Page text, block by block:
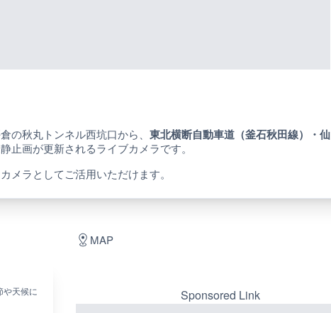
の秋丸トンネル西坑口から、 東北横断自動車道（釜石秋田線）・仙
止画が更新されるライブカメラです。
メラとしてご活用いただけます。
や天候に
MAP
Sponsored Link